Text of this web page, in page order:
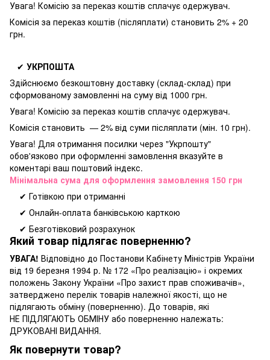
Увага! Комісію за переказ коштів сплачує одержувач.
Комісія за переказ коштів (післяплати) становить 2% + 20
грн.
✔ УКРПОШТА
Здійснюємо безкоштовну доставку (склад-склад) при
сформованому замовленні на суму від 1000 грн.
Увага! Комісію за переказ коштів сплачує одержувач.
Комісія становить — 2% від суми післяплати (мін. 10 грн).
Увага! Для отримання посилки через "Укрпошту"
обов'язково при оформленні замовлення вказуйте в
коментарі ваш поштовий індекс.
Мінімальна сума для оформлення замовлення 150 грн
✔ Готівкою при отриманні
✔ Онлайн-оплата банківською карткою
✔ Безготівковий розрахунок
Який товар підлягає поверненню?
УВАГА! Відповідно до Постанови Кабінету Міністрів України
від 19 березня 1994 р. № 172 «Про реалізацію» і окремих
положень Закону України «Про захист прав споживачів»,
затверджено перелік товарів належної якості, що не
підлягають обміну (поверненню). До товарів, які
НЕ ПІДЛЯГАЮТЬ ОБМІНУ або поверненню належать:
ДРУКОВАНІ ВИДАННЯ.
Як повернути товар?